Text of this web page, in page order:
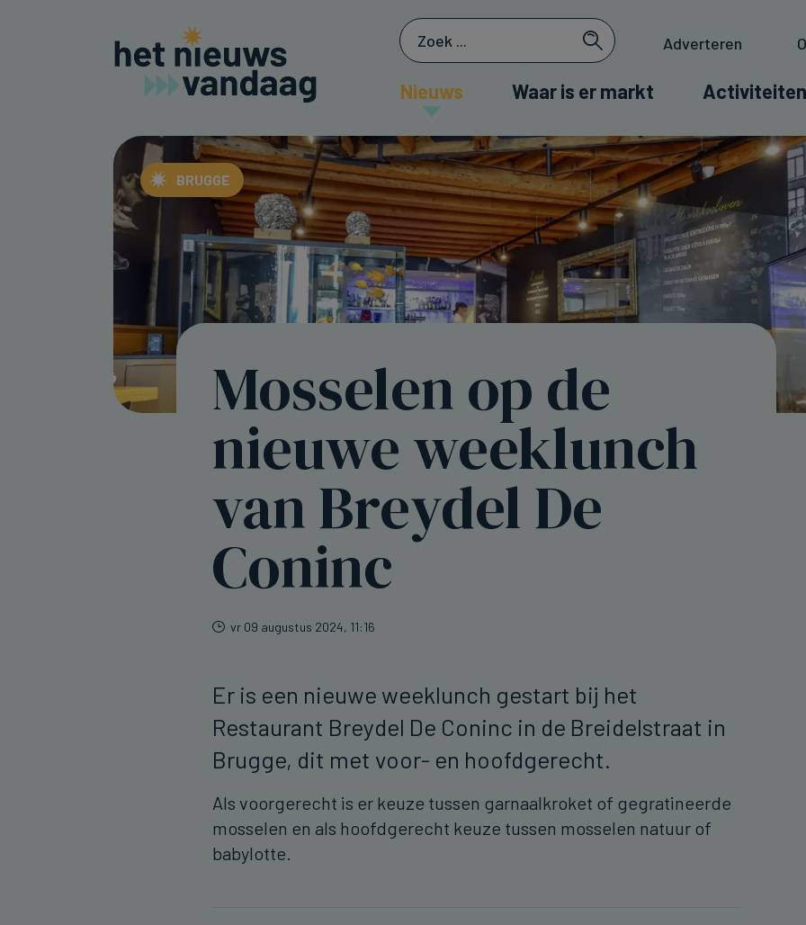
Adverteren
Nieuws Waar is er markt
BRUGGE
Mosselen op de
nieuwe weeklunch
van Breydel De
Coninc
vr 09 augustus 2024, 11:16
Er is een nieuwe weeklunch gestart bij het
Restaurant Breydel De Coninc in de Breidelstraat in
Brugge, dit met voor- en hoofdgerecht.
Als voorgerecht is er keuze tussen garnaalkroket of gegratineerde
mosselen en als hoofdgerecht keuze tussen mosselen natuur of
babylotte.